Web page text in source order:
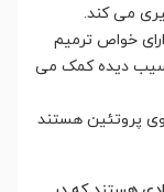
می کند.
خواص ترمیم
دیده کمک می
پروتئین هستند